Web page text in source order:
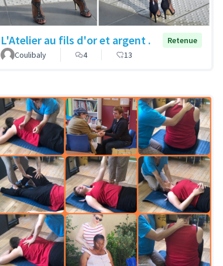
L'Atelier au fils d'or et argent .
Retenue
Coulibaly
4 13